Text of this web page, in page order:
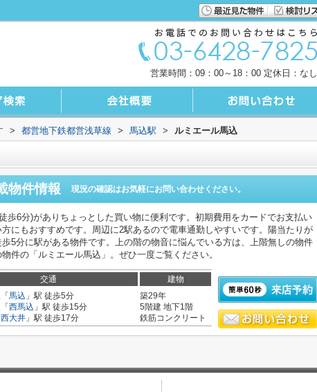
営業時間：09：00～18：00 定休日：なし
> 都営地下鉄都営浅草線 > 馬込駅 > ルミエール馬込
物件情報 現況の確認はお気軽にお問い合わせください。
歩6分)がありちょっとした買い物に便利です。初期費用をカードでお支払い
にもおすすめです。周辺に2駅あるので電車通勤しやすいです。陽当たりが
5分に駅がある物件です。上の階の物音に悩んでいる方は、上階無しの物件
件の「ルミエール馬込」。ぜひ一度ご覧ください。
交通 建物
「 馬込 」駅 徒歩5分
「 西馬込 」駅 徒歩15分
西大井 」駅 徒歩17分
築29年
5階建 地下1階
鉄筋コンクリート